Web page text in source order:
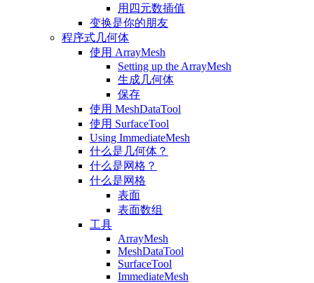
用四元数插值
变换是你的朋友
程序式几何体
使用 ArrayMesh
Setting up the ArrayMesh
生成几何体
保存
使用 MeshDataTool
使用 SurfaceTool
Using ImmediateMesh
什么是几何体？
什么是网格？
什么是网格
表面
表面数组
工具
ArrayMesh
MeshDataTool
SurfaceTool
ImmediateMesh